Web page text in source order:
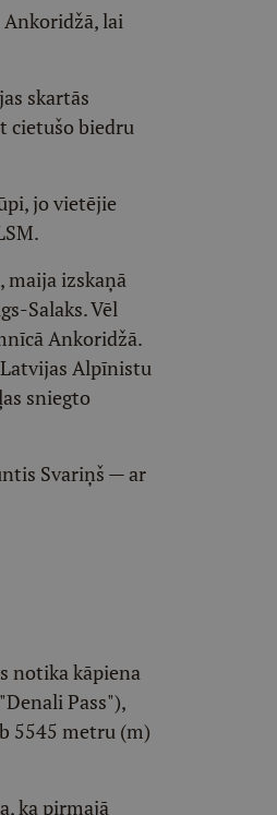
lai
skartās
cietušo biedru
jo vietējie
maija izskaņā
Salaks. Vēl
Ankoridžā.
Alpīnistu
sniegto
Svariņš — ar
notika kāpiena
Pass"),
5545 metru (m)
ka pirmajā